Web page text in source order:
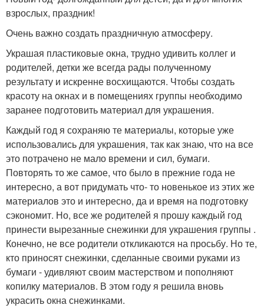
взрослых, праздник!
Очень важно создать праздничную атмосферу.
Украшая пластиковые окна, трудно удивить коллег и
родителей, детки же всегда рады полученному
результату и искренне восхищаются. Чтобы создать
красоту на окнах и в помещениях группы необходимо
заранее подготовить материал для украшения.
Каждый год я сохраняю те материалы, которые уже
использовались для украшения, так как знаю, что на все
это потрачено не мало времени и сил, бумаги.
Повторять то же самое, что было в прежние года не
интересно, а вот придумать что- то новенькое из этих же
материалов это и интересно, да и время на подготовку
сэкономит. Но, все же родителей я прошу каждый год
принести вырезанные снежинки для украшения группы .
Конечно, не все родители откликаются на просьбу. Но те,
кто приносят снежинки, сделанные своими руками из
бумаги - удивляют своим мастерством и пополняют
копилку материалов. В этом году я решила вновь
украсить окна снежинками.